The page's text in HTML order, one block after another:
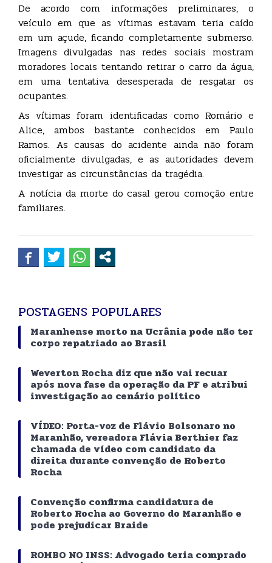
De acordo com informações preliminares, o
veículo em que as vítimas estavam teria caído
em um açude, ficando completamente submerso.
Imagens divulgadas nas redes sociais mostram
moradores locais tentando retirar o carro da água,
em uma tentativa desesperada de resgatar os
ocupantes.
As vítimas foram identificadas como Romário e
Alice, ambos bastante conhecidos em Paulo
Ramos. As causas do acidente ainda não foram
oficialmente divulgadas, e as autoridades devem
investigar as circunstâncias da tragédia.
A notícia da morte do casal gerou comoção entre
familiares.
POSTAGENS POPULARES
Maranhense morto na Ucrânia pode não ter
corpo repatriado ao Brasil
Weverton Rocha diz que não vai recuar
após nova fase da operação da PF e atribui
investigação ao cenário político
VÍDEO: Porta-voz de Flávio Bolsonaro no
Maranhão, vereadora Flávia Berthier faz
chamada de vídeo com candidato da
direita durante convenção de Roberto
Rocha
Convenção confirma candidatura de
Roberto Rocha ao Governo do Maranhão e
pode prejudicar Braide
ROMBO NO INSS: Advogado teria comprado